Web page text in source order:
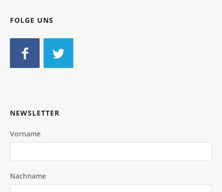
FOLGE UNS
NEWSLETTER
Vorname
Nachname